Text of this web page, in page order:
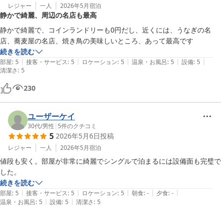
レジャー 一人 2026年5月宿泊
静かで綺麗、周辺の名店も最高
静かで綺麗で、コインランドリーも0円だし、近くには、うなぎの名
店、蕎麦屋の名店、焼き鳥の美味しいところ、あって最高です
続きを読む
部屋: 5 | 接客・サービス: 5 | ロケーション: 5 | 温泉・お風呂: 5 | 設備: 5 |
清潔さ: 5
230
ユーザーケイ
30代/男性 | 5件のクチコミ
5 2026年5月6日投稿
レジャー 一人 2026年5月宿泊
値段も安く。部屋が非常に綺麗でシングルで泊まるには設備面も完璧で
した。
続きを読む
部屋: 5 | 接客・サービス: 5 | ロケーション: 5 | 朝食: - | 夕食: - |
温泉・お風呂: 5 | 設備: 5 | 清潔さ: 5